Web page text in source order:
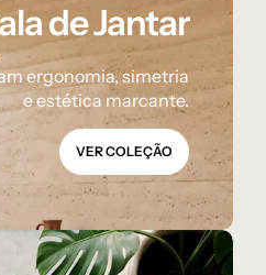
de Jantar
ergonomia, simetria
e estética marcante.
VER COLEÇÃO